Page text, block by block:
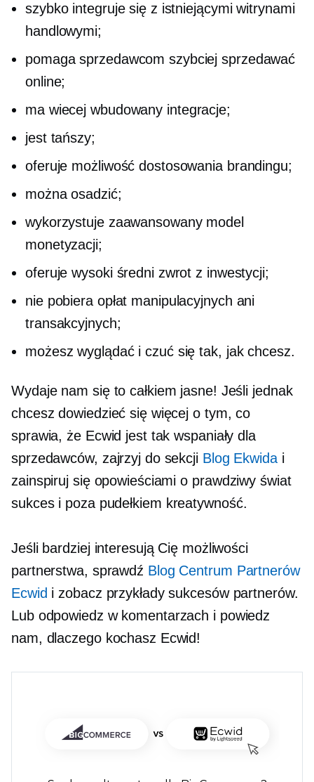
szybko integruje się z istniejącymi witrynami
handlowymi;
pomaga sprzedawcom szybciej sprzedawać
online;
ma wiecejwbudowany integracje;
jest tańszy;
oferuje możliwość dostosowania brandingu;
można osadzić;
wykorzystuje zaawansowany model
monetyzacji;
oferuje wysoki średni zwrot z inwestycji;
nie pobiera opłat manipulacyjnych ani
transakcyjnych;
możesz wyglądać i czuć się tak, jak chcesz.
Wydaje nam się to całkiem jasne! Jeśli jednak
chcesz dowiedzieć się więcej o tym, co
sprawia, że ​​Ecwid jest tak wspaniały dla
sprzedawców, zajrzyj do sekcji Blog Ekwidai
zainspiruj się opowieściami o prawdziwy świat
sukces i poza pudełkiem kreatywność.
Jeśli bardziej interesują Cię możliwości
partnerstwa, sprawdź Blog Centrum Partnerów
Ecwid i zobacz przykłady sukcesów partnerów.
Lub odpowiedz w komentarzach i powiedz
nam, dlaczego kochasz Ecwid!